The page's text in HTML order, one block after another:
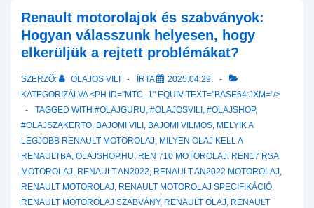
Renault motorolajok és szabványok:
Hogyan válasszunk helyesen, hogy
elkerüljük a rejtett problémákat?
SZERZŐ: OLAJOS VILI ÍRTA
2025.04.29.
KATEGORIZÁLVA <PH ID="MTC_1" EQUIV-TEXT="BASE64:JXM="/>
TAGGED WITH #OLAJGURU, #OLAJOSVILI , #OLAJSHOP,
#OLAJSZAKERTO, BAJOMI VILI , BAJOMI VILMOS, MELYIK A
LEGJOBB RENAULT MOTOROLAJ, MILYEN OLAJ KELL A
RENAULTBA, OLAJSHOP.HU, REN 710 MOTOROLAJ, REN17 RSA
MOTOROLAJ, RENAULT AN2022, RENAULT AN2022 MOTOROLAJ,
RENAULT MOTOROLAJ, RENAULT MOTOROLAJ SPECIFIKÁCIÓ,
RENAULT MOTOROLAJ SZABVÁNY, RENAULT OLAJ, RENAULT